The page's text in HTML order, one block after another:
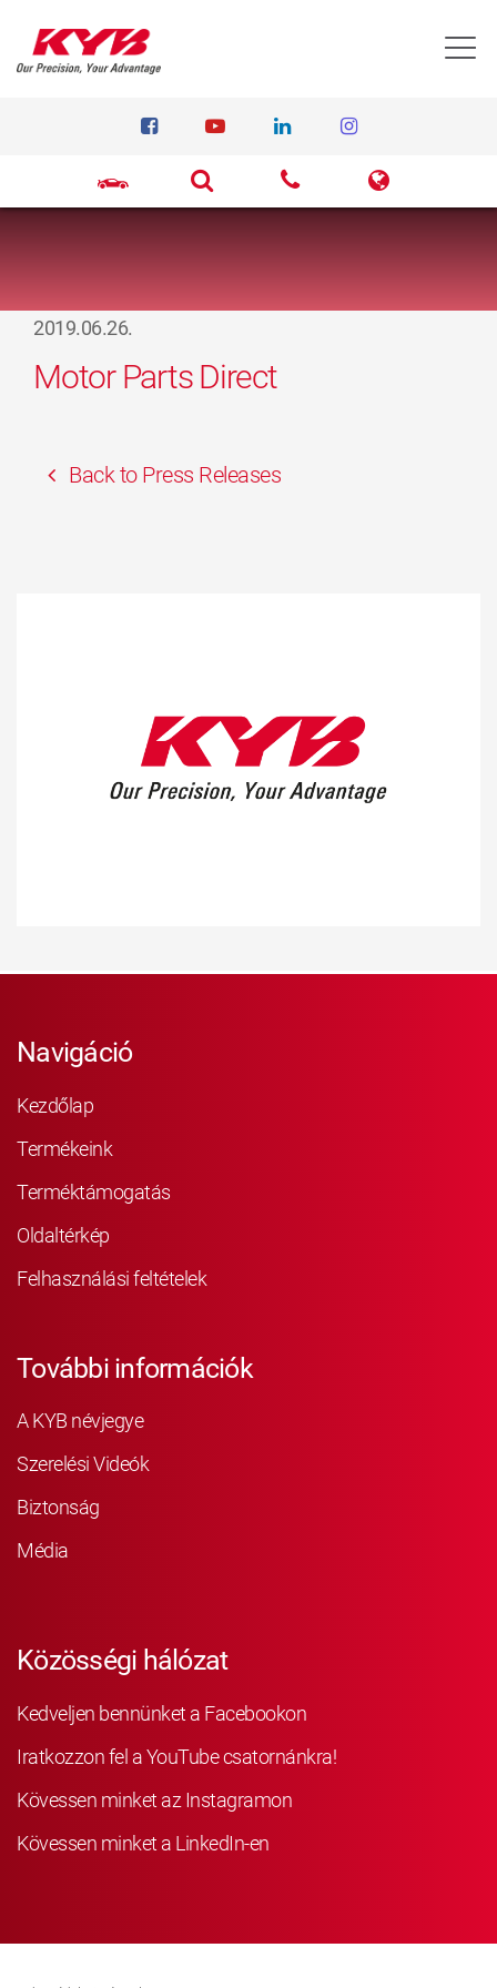
2019.06.26.
Motor Parts Direct
Back to Press Releases
Navigáció
Kezdőlap
Termékeink
Terméktámogatás
Oldaltérkép
Felhasználási feltételek
További információk
A KYB névjegye
Szerelési Videók
Biztonság
Média
Közösségi hálózat
Kedveljen bennünket a Facebookon
Iratkozzon fel a YouTube csatornánkra!
Kövessen minket az Instagramon
Kövessen minket a LinkedIn-en